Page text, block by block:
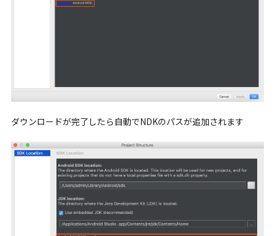
ダウンロードが完了したら自動でNDKのパスが追加されます